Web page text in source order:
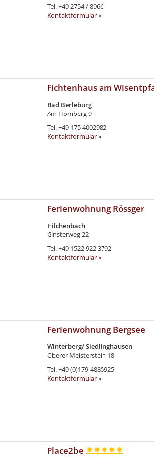
Tel.+49 2754 / 8966
Kontaktformular »
Fichtenhaus am
Bad Berleburg
Am Homberg 9
Tel.+49 175 4002982
Kontaktformular »
Ferienwohnung Rössger
Hilchenbach
Ginsterweg 22
Tel.+49 1522 922 3792
Kontaktformular »
Ferienwohnung Bergsee
Winterberg/ Siedlinghausen
Oberer Meisterstein 18
Tel.+49 (0)179-4885925
Kontaktformular »
Place2be